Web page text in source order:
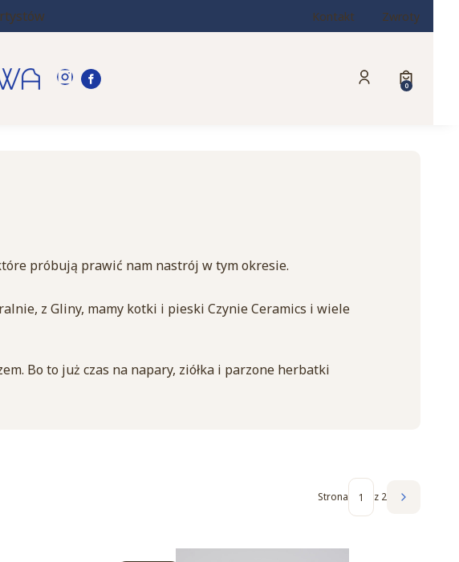
Kontakt Zwroty
Zaloguj sięProdukty
Koszyk
próbują prawić nam nastrój w tym okresie.
z Gliny, mamy kotki i pieski Czynie Ceramics i wiele
Bo to już czas na napary, ziółka i parzone herbatki
Strona z 2 Następne